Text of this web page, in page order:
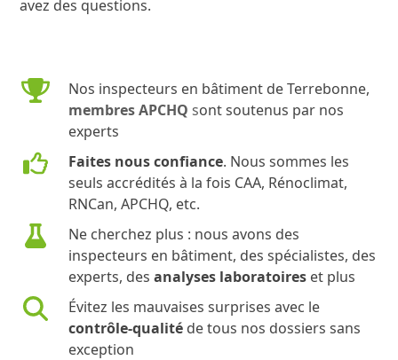
avez des questions.
Nos inspecteurs en bâtiment de Terrebonne,
membres APCHQ sont soutenus par nos
experts
Faites nous confiance. Nous sommes les
seuls accrédités à la fois CAA, Rénoclimat,
RNCan, APCHQ, etc.
Ne cherchez plus : nous avons des
inspecteurs en bâtiment, des spécialistes, des
experts, desanalyses laboratoires et plus
Évitez les mauvaises surprises avec le
contrôle-qualité de tous nos dossiers sans
exception